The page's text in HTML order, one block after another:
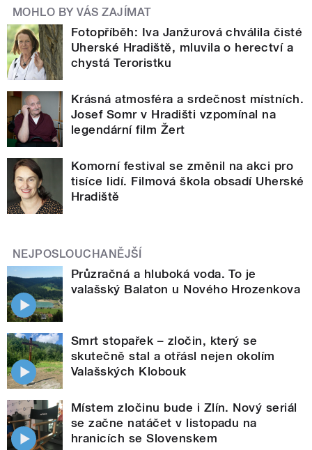
MOHLO BY VÁS ZAJÍMAT
Fotopříběh: Iva Janžurová chválila čisté
Uherské Hradiště, mluvila o herectví a
chystá Teroristku
Krásná atmosféra a srdečnost místních.
Josef Somr v Hradišti vzpomínal na
legendární film Žert
Komorní festival se změnil na akci pro
tisíce lidí. Filmová škola obsadí Uherské
Hradiště
NEJPOSLOUCHANĚJŠÍ
Průzračná a hluboká voda. To je
valašský Balaton u Nového Hrozenkova
Smrt stopařek – zločin, který se
skutečně stal a otřásl nejen okolím
Valašských Klobouk
Místem zločinu bude i Zlín. Nový seriál
se začne natáčet v listopadu na
hranicích se Slovenskem